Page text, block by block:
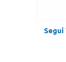
Segui